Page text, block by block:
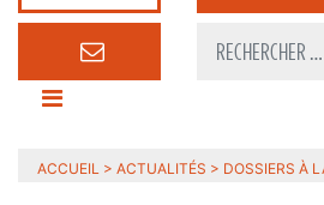
ACCUEIL > ACTUALITÉS > DOSSIERS À